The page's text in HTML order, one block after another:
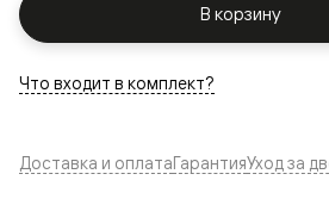
В корзину
Что входит в комплект?
Доставка и оплатаГарантияУход за